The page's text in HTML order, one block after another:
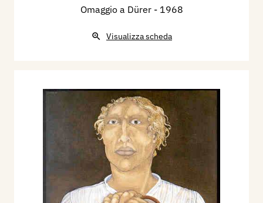
Omaggio a Dürer - 1968
Visualizza scheda